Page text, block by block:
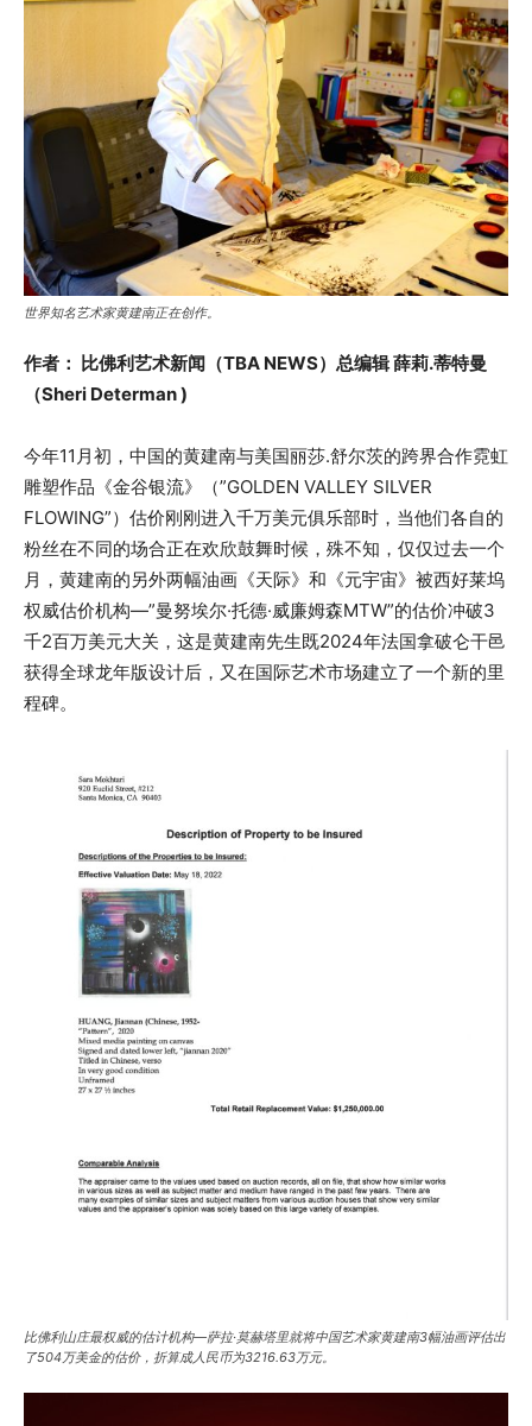
世界知名艺术家黄建南正在创作。
作者： 比佛利艺术新闻（TBA NEWS）总编辑 薛莉.蒂特曼
（Sheri Determan )
今年11月初，中国的黄建南与美国丽莎.舒尔茨的跨界合作霓虹
雕塑作品《金谷银流》（”GOLDEN VALLEY SILVER
FLOWING”）估价刚刚进入千万美元俱乐部时，当他们各自的
粉丝在不同的场合正在欢欣鼓舞时候，殊不知，仅仅过去一个
月，黄建南的另外两幅油画《天际》和《元宇宙》被西好莱坞
权威估价机构—”曼努埃尔·托德·威廉姆森MTW”的估价冲破3
千2百万美元大关，这是黄建南先生既2024年法国拿破仑干邑
获得全球龙年版设计后，又在国际艺术市场建立了一个新的里
程碑。
比佛利山庄最权威的估计机构—萨拉·莫赫塔里就将中国艺术家黄建南3幅油画评估出
了504万美金的估价，折算成人民币为3216.63万元。